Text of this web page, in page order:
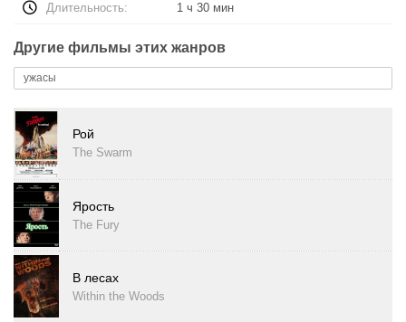
Длительность: 1 ч 30 мин
Другие фильмы этих жанров
ужасы
Рой
The Swarm
Ярость
The Fury
В лесах
Within the Woods